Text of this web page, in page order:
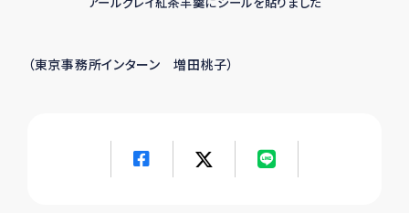
（東京事務所インターン 増田桃子）